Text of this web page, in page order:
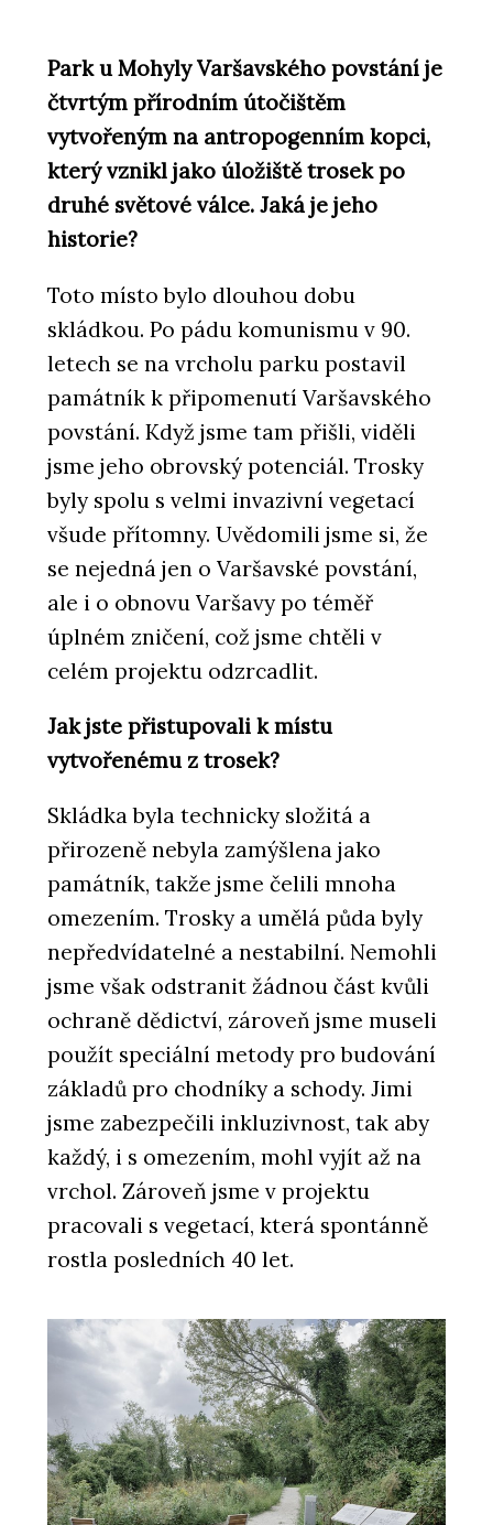
Park u Mohyly Varšavského povstání je
čtvrtým přírodním útočištěm
vytvořeným na antropogenním kopci,
který vznikl jako úložiště trosek po
druhé světové válce. Jaká je jeho
historie?
Toto místo bylo dlouhou dobu
skládkou. Po pádu komunismu v 90.
letech se na vrcholu parku postavil
památník k připomenutí Varšavského
povstání. Když jsme tam přišli, viděli
jsme jeho obrovský potenciál. Trosky
byly spolu s velmi invazivní vegetací
všude přítomny. Uvědomili jsme si, že
se nejedná jen o Varšavské povstání,
ale i o obnovu Varšavy po téměř
úplném zničení, což jsme chtěli v
celém projektu odzrcadlit.
Jak jste přistupovali k místu
vytvořenému z trosek?
Skládka byla technicky složitá a
přirozeně nebyla zamýšlena jako
památník, takže jsme čelili mnoha
omezením. Trosky a umělá půda byly
nepředvídatelné a nestabilní. Nemohli
jsme však odstranit žádnou část kvůli
ochraně dědictví, zároveň jsme museli
použít speciální metody pro budování
základů pro chodníky a schody. Jimi
jsme zabezpečili inkluzivnost, tak aby
každý, i s omezením, mohl vyjít až na
vrchol. Zároveň jsme v projektu
pracovali s vegetací, která spontánně
rostla posledních 40 let.